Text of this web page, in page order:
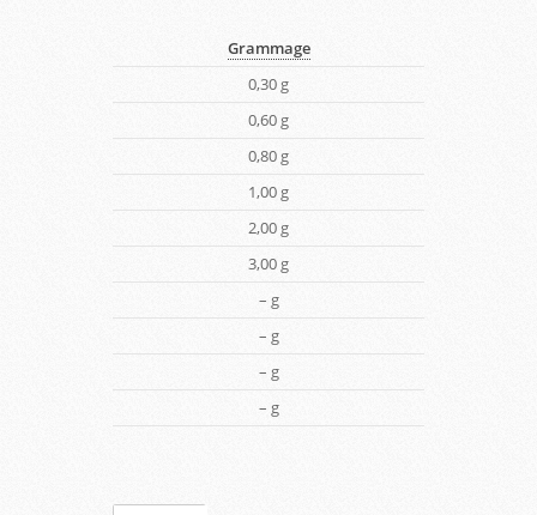
Grammage
0,30 g
0,60 g
0,80 g
1,00 g
2,00 g
3,00 g
– g
– g
– g
– g